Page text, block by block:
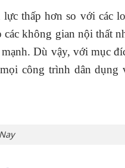
thấp hơn so với các
các không gian nội thất
Dù vậy, với mục
công trình dân dụng